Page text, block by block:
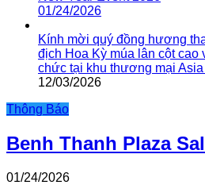
01/24/2026
Kính mời quý đồng hương
địch Hoa Kỳ múa lân cột cao
chức tại khu thương mại
12/03/2026
Thông Báo
Benh Thanh Plaza
01/24/2026